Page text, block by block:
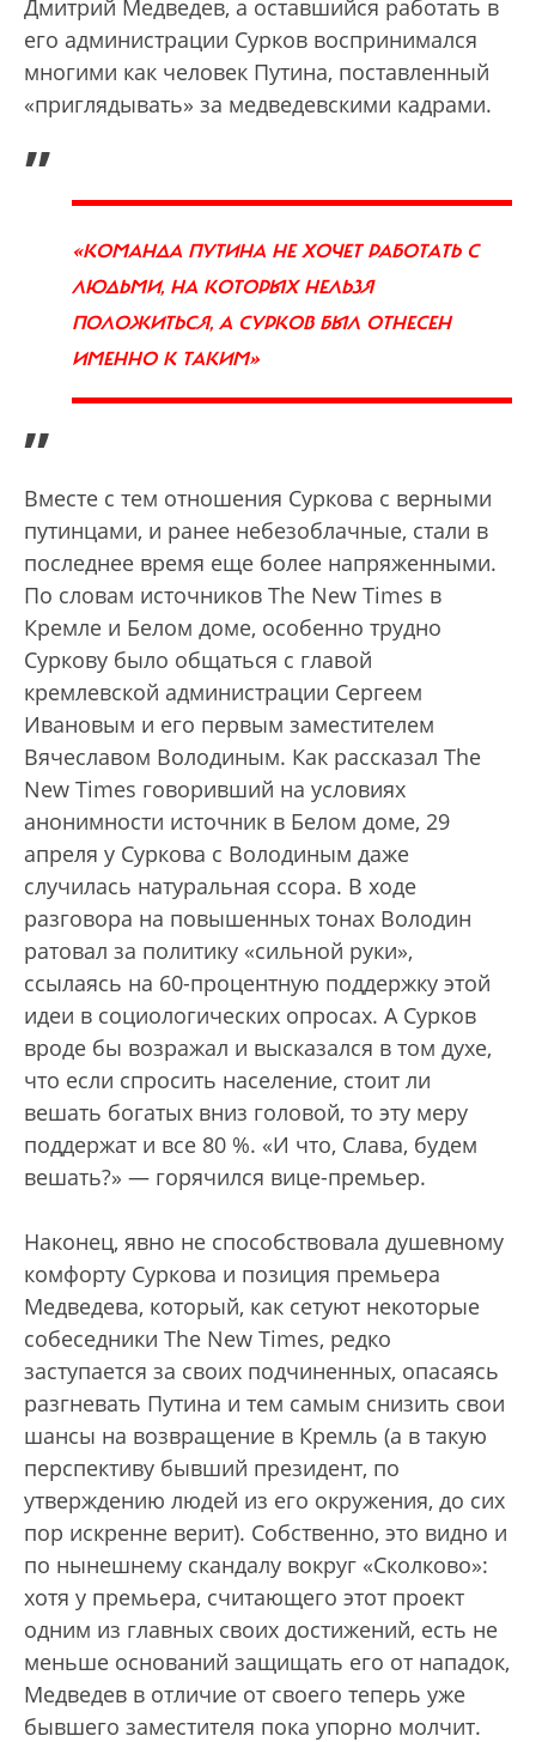
Дмитрий Медведев, а оставшийся работать в
его администрации Сурков воспринимался
многими как человек Путина, поставленный
«приглядывать» за медведевскими кадрами.
„
«КОМАНДА ПУТИНА НЕ ХОЧЕТ РАБОТАТЬ С
ЛЮДЬМИ, НА КОТОРЫХ НЕЛЬЗЯ
ПОЛОЖИТЬСЯ, А СУРКОВ БЫЛ ОТНЕСЕН
ИМЕННО К ТАКИМ»
”
Вместе с тем отношения Суркова с верными
путинцами, и ранее небезоблачные, стали в
последнее время еще более напряженными.
По словам источников The New Times в
Кремле и Белом доме, особенно трудно
Суркову было общаться с главой
кремлевской администрации Сергеем
Ивановым и его первым заместителем
Вячеславом Володиным. Как рассказал The
New Times говоривший на условиях
анонимности источник в Белом доме, 29
апреля у Суркова с Володиным даже
случилась натуральная ссора. В ходе
разговора на повышенных тонах Володин
ратовал за политику «сильной руки»,
ссылаясь на 60-процентную поддержку этой
идеи в социологических опросах. А Сурков
вроде бы возражал и высказался в том духе,
что если спросить население, стоит ли
вешать богатых вниз головой, то эту меру
поддержат и все 80 %. «И что, Слава, будем
вешать?» — горячился вице-премьер.
Наконец, явно не способствовала душевному
комфорту Суркова и позиция премьера
Медведева, который, как сетуют некоторые
собеседники The New Times, редко
заступается за своих подчиненных, опасаясь
разгневать Путина и тем самым снизить свои
шансы на возвращение в Кремль (а в такую
перспективу бывший президент, по
утверждению людей из его окружения, до сих
пор искренне верит). Собственно, это видно и
по нынешнему скандалу вокруг «Сколково»:
хотя у премьера, считающего этот проект
одним из главных своих достижений, есть не
меньше оснований защищать его от нападок,
Медведев в отличие от своего теперь уже
бывшего заместителя пока упорно молчит.